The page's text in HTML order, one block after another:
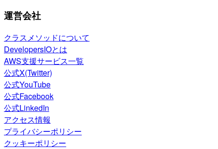
運営会社
クラスメソッドについて
DevelopersIOとは
AWS支援サービス一覧
公式X(Twitter)
公式YouTube
公式Facebook
公式LinkedIn
アクセス情報
プライバシーポリシー
クッキーポリシー